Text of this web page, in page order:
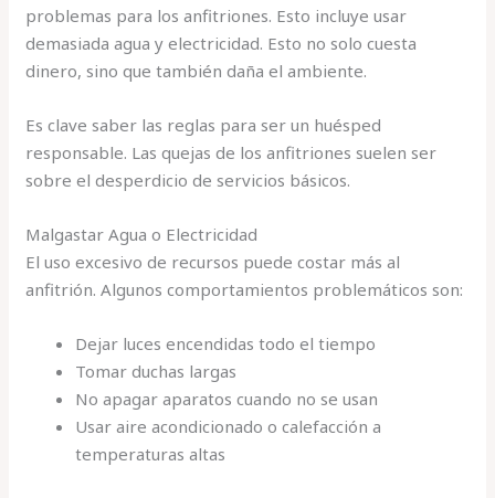
problemas para los anfitriones. Esto incluye usar
demasiada agua y electricidad. Esto no solo cuesta
dinero, sino que también daña el ambiente.
Es clave saber las reglas para ser un huésped
responsable. Las quejas de los anfitriones suelen ser
sobre el desperdicio de servicios básicos.
Malgastar Agua o Electricidad
El uso excesivo de recursos puede costar más al
anfitrión. Algunos comportamientos problemáticos son:
Dejar luces encendidas todo el tiempo
Tomar duchas largas
No apagar aparatos cuando no se usan
Usar aire acondicionado o calefacción a
temperaturas altas